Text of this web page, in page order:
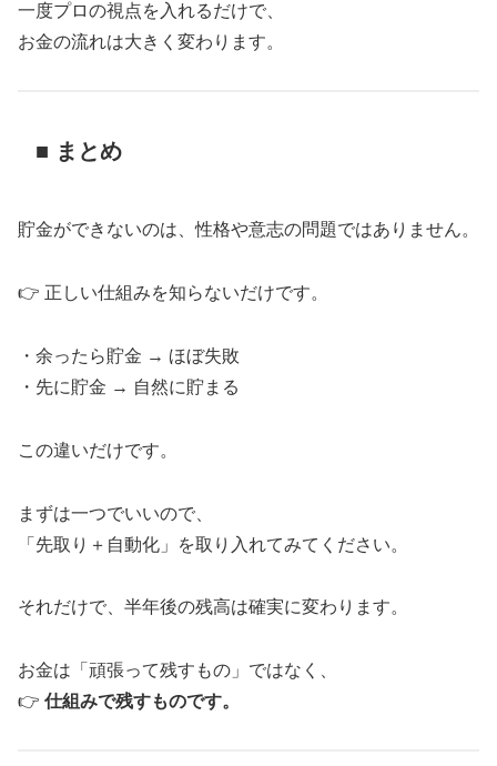
一度プロの視点を入れるだけで、
お金の流れは大きく変わります。
■ まとめ
貯金ができないのは、性格や意志の問題ではありません。
👉 正しい仕組みを知らないだけです。
・余ったら貯金 → ほぼ失敗
・先に貯金 → 自然に貯まる
この違いだけです。
まずは一つでいいので、
「先取り＋自動化」を取り入れてみてください。
それだけで、半年後の残高は確実に変わります。
お金は「頑張って残すもの」ではなく、
👉 仕組みで残すものです。